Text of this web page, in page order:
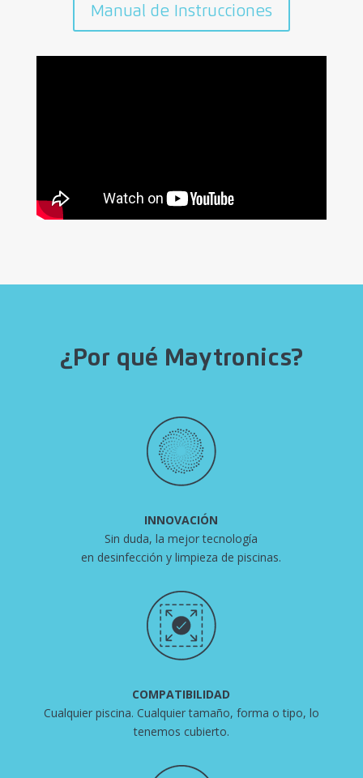
Manual de Instrucciones
¿Por qué Maytronics?
INNOVACIÓN
Sin duda, la mejor tecnología
en desinfección y limpieza de piscinas.
COMPATIBILIDAD
Cualquier piscina. Cualquier tamaño, forma o tipo, lo
tenemos cubierto.